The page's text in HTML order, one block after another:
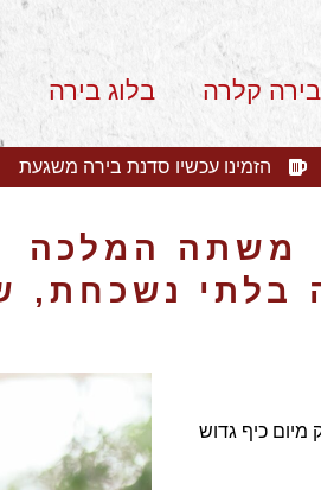
בירה קלרה בלוג בירה
הזמינו עכשיו סדנת בירה משגעת
משתה המלכה
בלתי נשכחת,
כיף גדוש